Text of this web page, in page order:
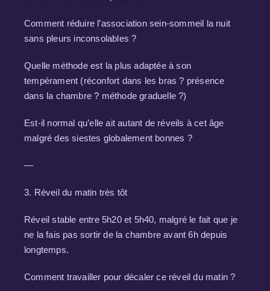
Comment réduire l’association sein-sommeil la nuit
sans pleurs inconsolables ?
Quelle méthode est la plus adaptée à son
tempérament (réconfort dans les bras ? présence
dans la chambre ? méthode graduelle ?)
Est-il normal qu’elle ait autant de réveils à cet âge
malgré des siestes globalement bonnes ?
—
3. Réveil du matin très tôt
Réveil stable entre 5h20 et 5h40, malgré le fait que je
ne la fais pas sortir de la chambre avant 6h depuis
longtemps.
Comment travailler pour décaler ce réveil du matin ?